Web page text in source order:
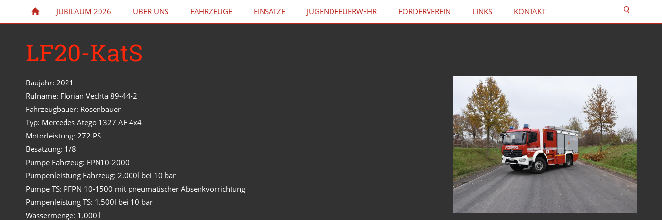
JUBILÄUM 2026 ÜBER UNS FAHRZEUGE EINSÄTZE JUGENDFEUERWEHR FÖRDERVEREIN LINKS KONTAKT
LF20-KatS
Baujahr: 2021
Rufname: Florian Vechta 89-44-2
Fahrzeugbauer: Rosenbauer
Typ: Mercedes Atego 1327 AF 4x4
Motorleistung: 272 PS
Besatzung: 1/8
Pumpe Fahrzeug: FPN10-2000
Pumpenleistung Fahrzeug: 2.000l bei 10 bar
Pumpe TS: PFPN 10-1500 mit pneumatischer Absenkvorrichtung
Pumpenleistung TS: 1.500l bei 10 bar
Wassermenge: 1.000 l